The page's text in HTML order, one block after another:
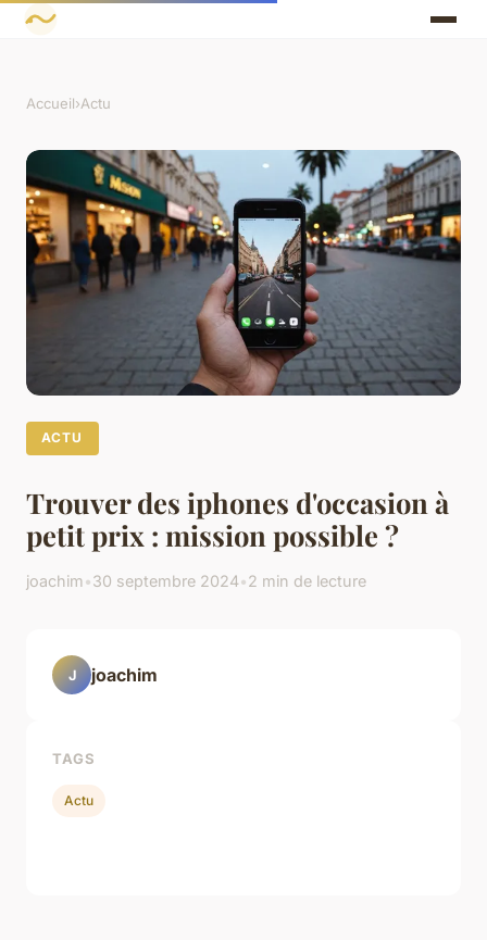
Accueil›Actu
ACTU
Trouver des iphones d'occasion à
petit prix : mission possible ?
joachim•30 septembre 2024•2 min de lecture
J joachim
TAGS
Actu